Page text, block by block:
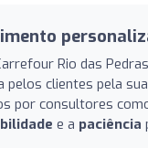
Rio das
pelos clientes pela
por consultores
e a paciência